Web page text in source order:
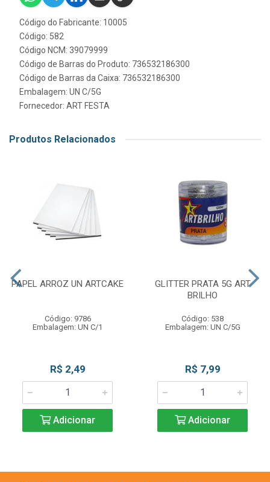
Código do Fabricante: 10005
Código: 582
Código NCM: 39079999
Código de Barras do Produto: 736532186300
Código de Barras da Caixa: 736532186300
Embalagem: UN C/5G
Fornecedor: ART FESTA
Produtos Relacionados
PAPEL ARROZ UN ARTCAKE
Código: 9786
Embalagem: UN C/1
R$ 2,49
Adicionar
GLITTER PRATA 5G ART
BRILHO
Código: 538
Embalagem: UN C/5G
R$ 7,99
Adicionar